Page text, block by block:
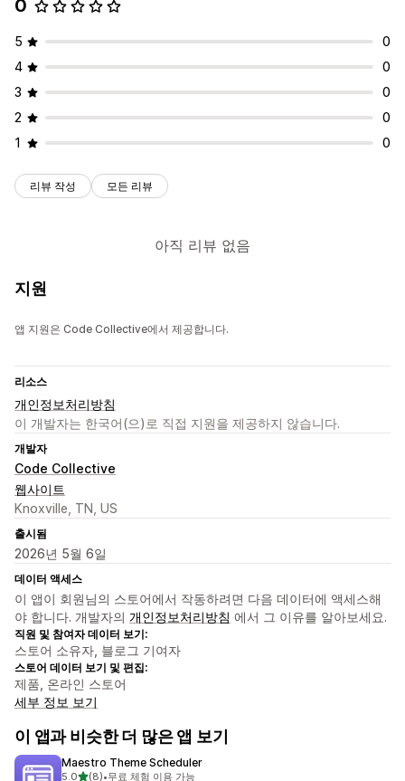
0
5
0
4
0
3
0
2
0
1
0
리뷰 작성 모든 리뷰
아직 리뷰 없음
지원
앱 지원은 Code Collective에서 제공합니다.
리소스
개인정보처리방침
이 개발자는 한국어(으)로 직접 지원을 제공하지 않습니다.
개발자
Code Collective
웹사이트
Knoxville, TN, US
출시됨
2026년 5월 6일
데이터 액세스
이 앱이 회원님의 스토어에서 작동하려면 다음 데이터에 액세스해
야 합니다. 개발자의 개인정보처리방침 에서 그 이유를 알아보세요.
직원 및 참여자 데이터 보기:
스토어 소유자, 블로그 기여자
스토어 데이터 보기 및 편집:
제품, 온라인 스토어
세부 정보 보기
이 앱과 비슷한 더 많은 앱 보기
Maestro Theme Scheduler
5.0별 5개 중
(8)•무료 체험 이용 가능